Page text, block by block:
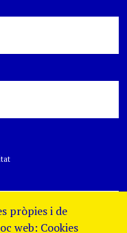
pròpies i de
web: Cookies